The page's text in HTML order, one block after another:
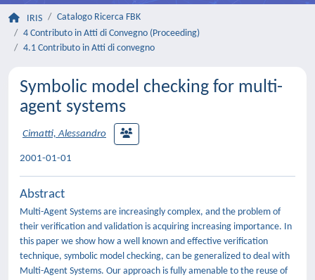
IRIS
Catalogo Ricerca FBK
4 Contributo in Atti di Convegno (Proceeding)
4.1 Contributo in Atti di convegno
Symbolic model checking for multi-
agent systems
Cimatti, Alessandro
2001-01-01
Abstract
Multi-Agent Systems are increasingly complex, and the problem of
their verification and validation is acquiring increasing importance. In
this paper we show how a well known and effective verification
technique, symbolic model checking, can be generalized to deal with
Multi-Agent Systems. Our approach is fully amenable to the reuse of